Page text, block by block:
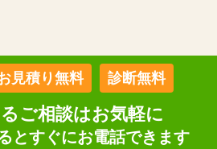
見積り無料 診断無料
ご相談はお気軽に
とすぐにお電話できます